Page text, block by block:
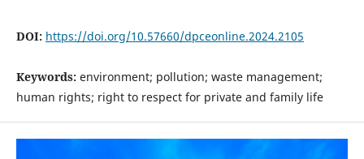
DOI: https://doi.org/10.57660/dpceonline.2024.2105
Keywords: environment; pollution; waste management;
human rights; right to respect for private and family life